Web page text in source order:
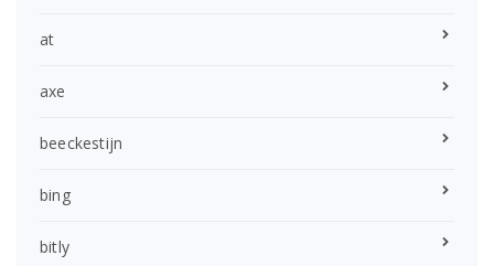
at
axe
beeckestijn
bing
bitly